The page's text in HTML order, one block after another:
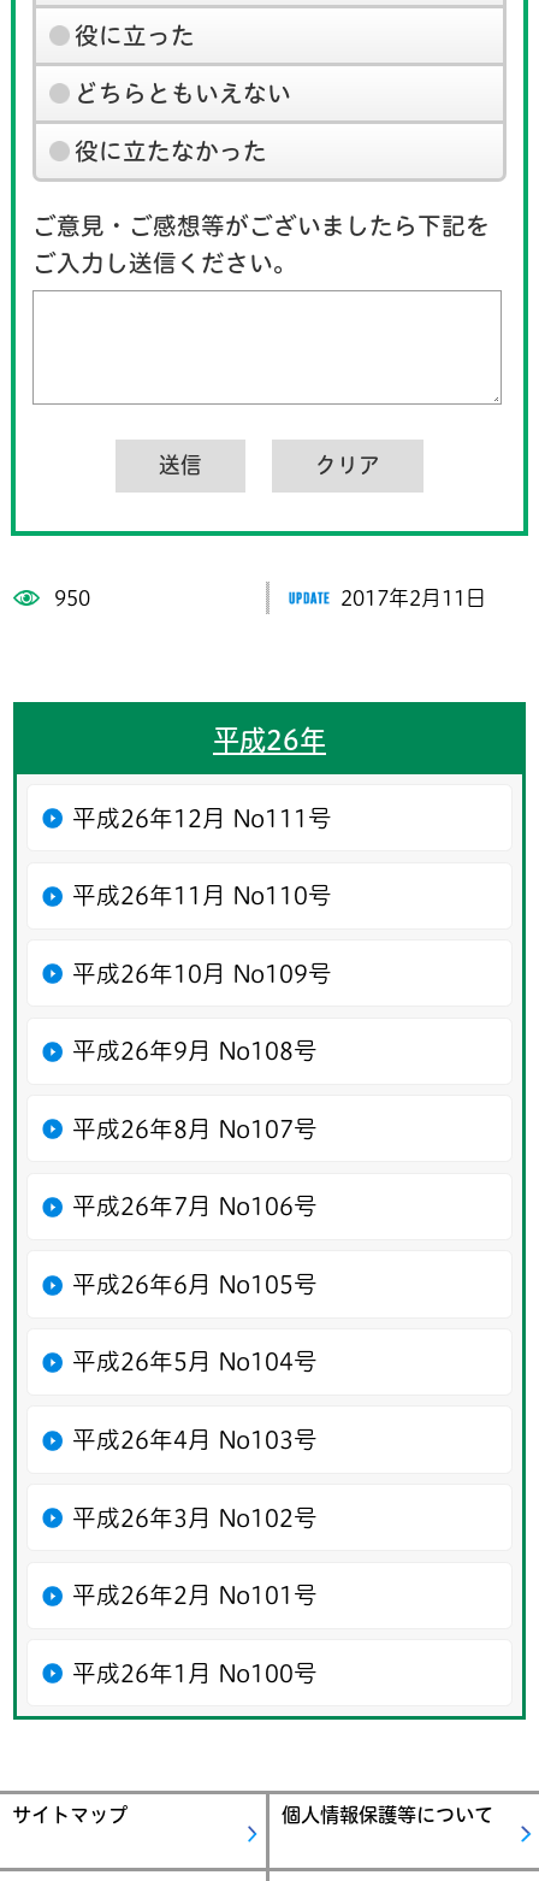
役に立った
どちらともいえない
役に立たなかった
ご意見・ご感想等がございましたら下記を
ご入力し送信ください。
950 2017年2月11日
平成26年
平成26年12月 No111号
平成26年11月 No110号
平成26年10月 No109号
平成26年9月 No108号
平成26年8月 No107号
平成26年7月 No106号
平成26年6月 No105号
平成26年5月 No104号
平成26年4月 No103号
平成26年3月 No102号
平成26年2月 No101号
平成26年1月 No100号
サイトマップ 個人情報保護等について